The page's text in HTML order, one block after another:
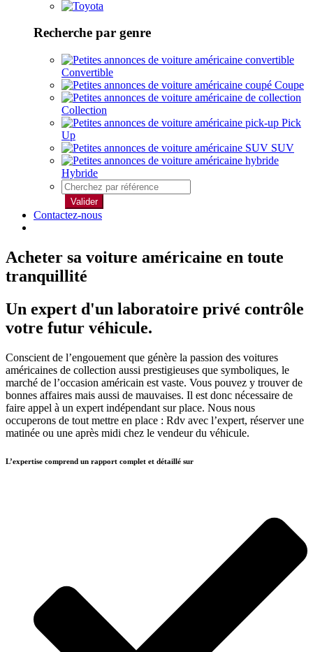
Recherche par genre
Convertible
Coupe
Collection
Pick
Up
SUV
Hybride
Valider
Contactez-nous
Acheter sa voiture américaine en toute
tranquillité
Un expert d'un laboratoire privé contrôle
votre futur véhicule.
Conscient de l’engouement que génère la passion des voitures
américaines de collection aussi prestigieuses que symboliques, le
marché de l’occasion américain est vaste. Vous pouvez y trouver de
bonnes affaires mais aussi de mauvaises. Il est donc nécessaire de
faire appel à un expert indépendant sur place. Nous nous
occuperons de tout mettre en place : Rdv avec l’expert, réserver une
matinée ou une après midi chez le vendeur du véhicule.
L’expertise comprend un rapport complet et détaillé sur